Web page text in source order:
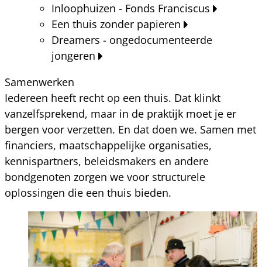
Inloophuizen - Fonds Franciscus
Een thuis zonder papieren
Dreamers - ongedocumenteerde
jongeren
Samenwerken
Iedereen heeft recht op een thuis. Dat klinkt
vanzelfsprekend, maar in de praktijk moet je er
bergen voor verzetten. En dat doen we. Samen met
financiers, maatschappelijke organisaties,
kennispartners, beleidsmakers en andere
bondgenoten zorgen we voor structurele
oplossingen die een thuis bieden.